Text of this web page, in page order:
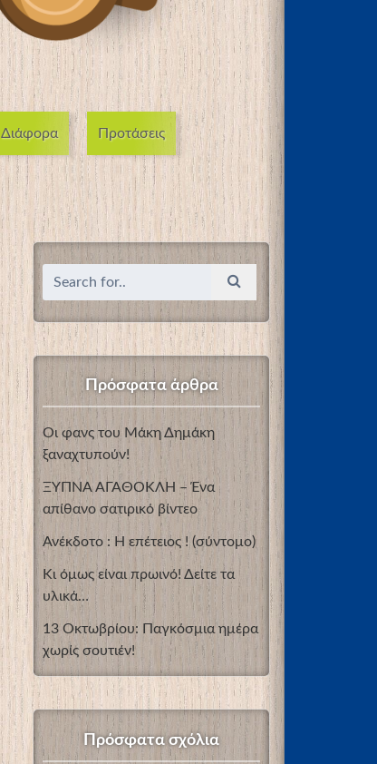
Διάφορα Προτάσεις
Πρόσφατα άρθρα
Οι φανς του Μάκη Δημάκη
ξαναχτυπούν!
ΞΥΠΝΑ ΑΓΑΘΟΚΛΗ – Ένα
απίθανο σατιρικό βίντεο
Ανέκδοτο : Η επέτειος ! (σύντομο)
Κι όμως είναι πρωινό! Δείτε τα
υλικά…
13 Οκτωβρίου: Παγκόσμια ημέρα
χωρίς σουτιέν!
Πρόσφατα σχόλια